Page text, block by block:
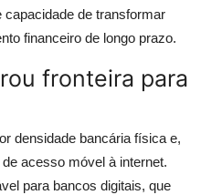
de transformar
financeiro de longo prazo.
fronteira para
densidade bancária física e,
acesso móvel à internet.
para bancos digitais, que